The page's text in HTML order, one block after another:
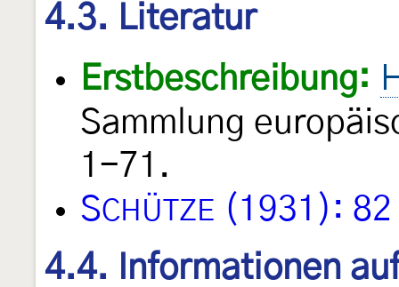
4.3. Literatur
Erstbeschreibung:
Sammlung
1-71.
SCHÜTZE (1931): 82
4.4. Informationen